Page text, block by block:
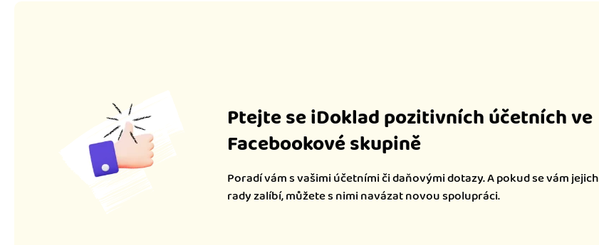
Ptejte se iDoklad pozitivních účetních ve
Facebookové skupině
Poradí vám s vašimi účetními či daňovými dotazy. A pokud se vám jejich
rady zalíbí, můžete s nimi navázat novou spolupráci.